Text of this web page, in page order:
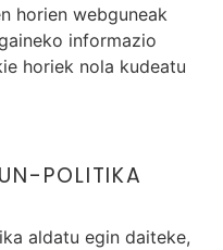
horien webguneak
informazio
horiek nola kudeatu
POLITIKA
aldatu egin daiteke,